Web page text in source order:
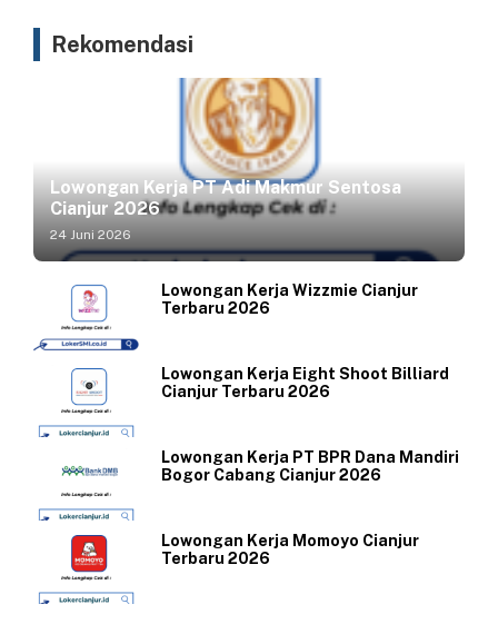
Rekomendasi
Lowongan Kerja PT Adi Makmur Sentosa
Cianjur 2026
24 Juni 2026
Lowongan Kerja Wizzmie Cianjur
Terbaru 2026
Lowongan Kerja Eight Shoot Billiard
Cianjur Terbaru 2026
Lowongan Kerja PT BPR Dana Mandiri
Bogor Cabang Cianjur 2026
Lowongan Kerja Momoyo Cianjur
Terbaru 2026